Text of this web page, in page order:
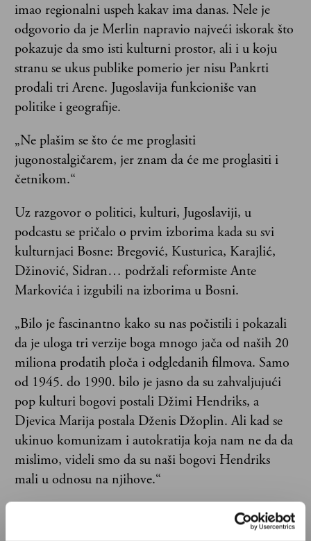
imao regionalni uspeh kakav ima danas. Nele je
odgovorio da je Merlin napravio najveći iskorak što
pokazuje da smo isti kulturni prostor, ali i u koju
stranu se ukus publike pomerio jer nisu Pankrti
prodali tri Arene. Jugoslavija funkcioniše van
politike i geografije.
„Ne plašim se što će me proglasiti
jugonostalgičarem, jer znam da će me proglasiti i
četnikom.“
Uz razgovor o politici, kulturi, Jugoslaviji, u
podcastu se pričalo o prvim izborima kada su svi
kulturnjaci Bosne: Bregović, Kusturica, Karajlić,
Džinović, Sidran… podržali reformiste Ante
Markovića i izgubili na izborima u Bosni.
„Bilo je fascinantno kako su nas počistili i pokazali
da je uloga tri verzije boga mnogo jača od naših 20
miliona prodatih ploča i odgledanih filmova. Samo
od 1945. do 1990. bilo je jasno da su zahvaljujući
pop kulturi bogovi postali Džimi Hendriks, a
Djevica Marija postala Dženis Džoplin. Ali kad se
ukinuo komunizam i autokratija koja nam ne da da
mislimo, videli smo da su naši bogovi Hendriks
mali u odnosu na njihove.“
Karajlić je pričao i o odlasku u Sarajevo koji je
digao prašinu i rekao da ne namerava da ide